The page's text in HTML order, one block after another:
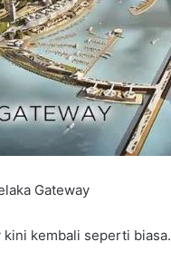
Gateway
kembali seperti biasa.